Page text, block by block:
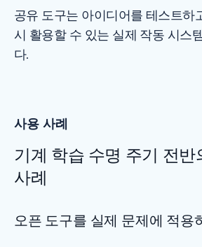
공유 도구는 아이디어를 테스트하
시 활용할 수 있는 실제 작동 시스
다.
사용 사례
기계 학습 수명 주기 전반
사례
오픈 도구를 실제 문제에 적용